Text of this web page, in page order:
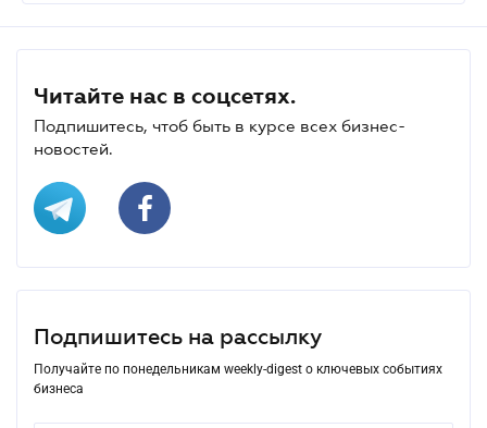
Читайте нас в соцсетях.
Подпишитесь, чтоб быть в курсе всех бизнес-
новостей.
Подпишитесь на рассылку
Получайте по понедельникам weekly-digest о ключевых событиях
бизнеса